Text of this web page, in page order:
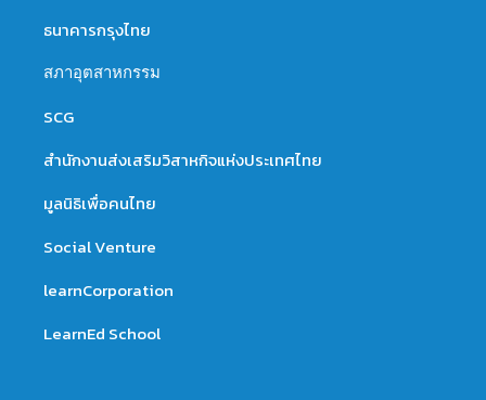
ธนาคารกรุงไทย
สภาอุตสาหกรรม
SCG
สำนักงานส่งเสริมวิสาหกิจแห่งประเทศไทย
มูลนิธิเพื่อคนไทย
Social Venture
learnCorporation
LearnEd School